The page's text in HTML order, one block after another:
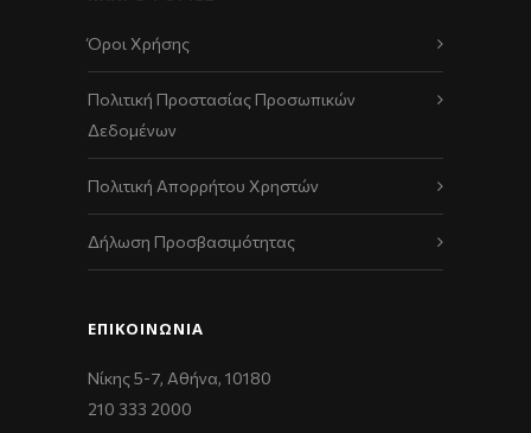
Όροι Χρήσης
Πολιτική Προστασίας Προσωπικών
Δεδομένων
Πολιτική Απορρήτου Χρηστών
Δήλωση Προσβασιμότητας
ΕΠΙΚΟΙΝΩΝΊΑ
Νίκης 5-7, Αθήνα, 10180
210 333 2000